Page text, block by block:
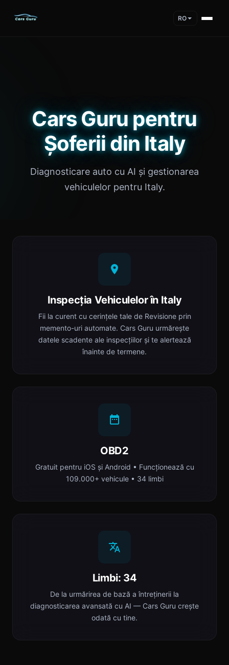
RO
Cars Guru pentru
Șoferii din Italy
Diagnosticare auto cu AI și gestionarea
vehiculelor pentru Italy.
Inspecția Vehiculelor în Italy
Fii la curent cu cerințele tale de Revisione prin
memento-uri automate. Cars Guru urmărește
datele scadente ale inspecțiilor și te alertează
înainte de termene.
OBD2
Gratuit pentru iOS și Android • Funcționează cu
109.000+ vehicule • 34 limbi
Limbi: 34
De la urmărirea de bază a întreținerii la
diagnosticarea avansată cu AI — Cars Guru crește
odată cu tine.